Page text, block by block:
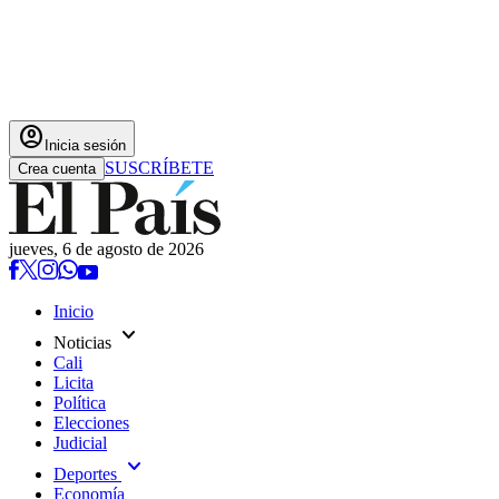
account_circle Inicia sesión
Crea cuenta SUSCRÍBETE
jueves, 6 de agosto de 2026
Inicio
Noticias expand_more
Cali
Licita
Política
Elecciones
Judicial
Deportes expand_more
Economía